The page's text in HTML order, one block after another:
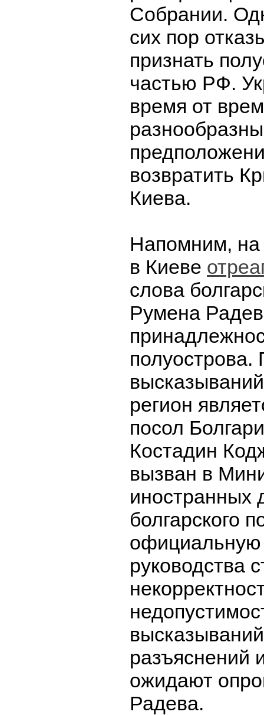
Собрании.
сих пор
признать
частью РФ.
время от
возвратить
Киева.
Напомним,
в Киеве
слова
Румена
полуострова.
регион
посол
Костадин
вызван в
иностранных
болгарского
руководства
разъяснений
ожидают
Радева.